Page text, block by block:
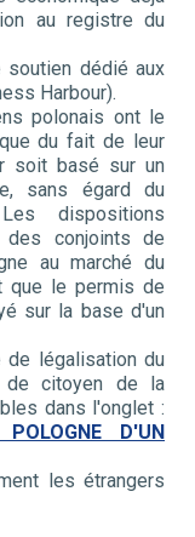
au registre du
soutien dédié aux
Harbour).
polonais ont le
du fait de leur
soit basé sur un
sans égard du
dispositions
des conjoints de
au marché du
que le permis de
sur la base d'un
de légalisation du
de citoyen de la
dans l'onglet :
D'UN
les étrangers